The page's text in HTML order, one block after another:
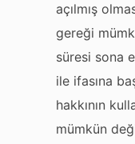
açılmış
gereği
süresi sona
ile ifasına
hakkının
mümkün